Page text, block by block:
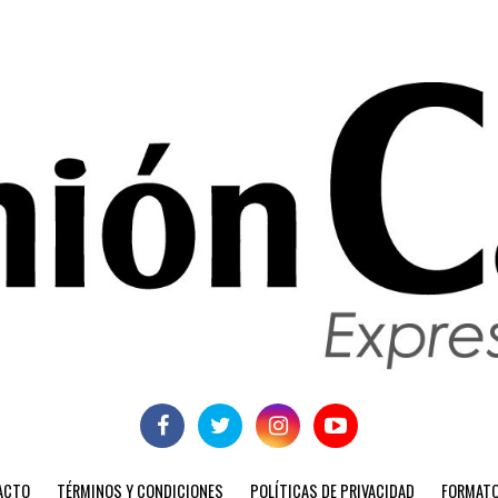
TÉRMINOS Y CONDICIONES POLÍTICAS DE PRIVACIDAD